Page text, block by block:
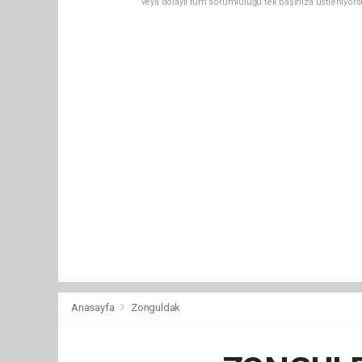
Anasayfa Zonguldak